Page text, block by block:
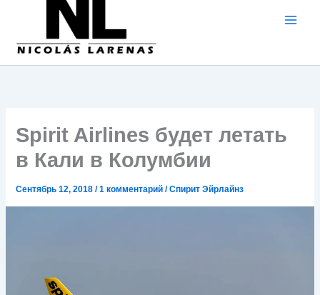
содержимому
Spirit Airlines будет летать
в Кали в Колумбии
Сентябрь 12, 2018/1 комментарий /Спирит Эйрлайнз